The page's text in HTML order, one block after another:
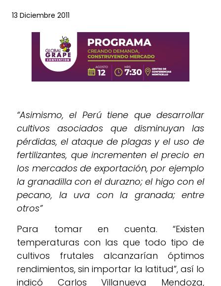
13 Diciembre 2011
“Asimismo, el Perú tiene que desarrollar
cultivos asociados que disminuyan las
pérdidas, el ataque de plagas y el uso de
fertilizantes, que incrementen el precio en
los mercados de exportación, por ejemplo
la granadilla con el durazno; el higo con el
pecano, la uva con la granada; entre
otros”
Para tomar en cuenta. “Existen
temperaturas con las que todo tipo de
cultivos frutales alcanzarían óptimos
rendimientos, sin importar la latitud”, así lo
indicó Carlos Villanueva Mendoza,